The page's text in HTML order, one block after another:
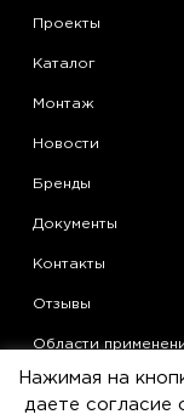
Проекты
Каталог
Монтаж
Новости
Бренды
Документы
Контакты
Отзывы
Области
Статьи
Нажимая на
даете согласие